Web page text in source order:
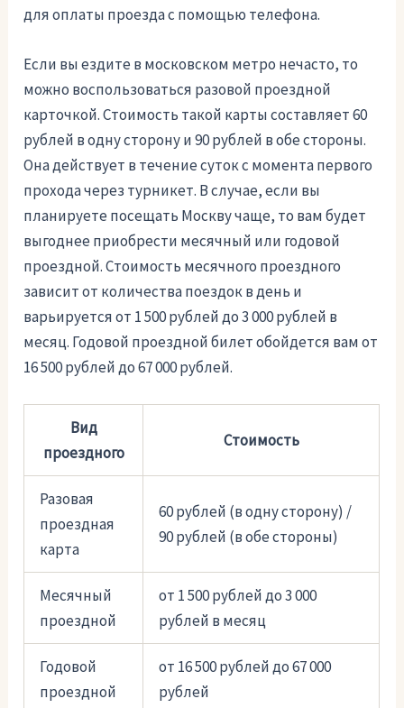
для оплаты проезда с помощью телефона.
Если вы ездите в московском метро нечасто, то
можно воспользоваться разовой проездной
карточкой. Стоимость такой карты составляет 60
рублей в одну сторону и 90 рублей в обе стороны.
Она действует в течение суток с момента первого
прохода через турникет. В случае, если вы
планируете посещать Москву чаще, то вам будет
выгоднее приобрести месячный или годовой
проездной. Стоимость месячного проездного
зависит от количества поездок в день и
варьируется от 1 500 рублей до 3 000 рублей в
месяц. Годовой проездной билет обойдется вам от
16 500 рублей до 67 000 рублей.
Вид
проездного
Стоимость
Разовая
проездная
карта
60 рублей (в одну сторону) /
90 рублей (в обе стороны)
Месячный
проездной
от 1 500 рублей до 3 000
рублей в месяц
Годовой
проездной
от 16 500 рублей до 67 000
рублей